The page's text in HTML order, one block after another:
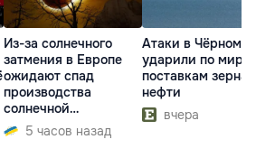
Из-за солнечного
затмения в Европе
ожидают спад
производства
солнечной
электроэнергии
5 часов назад
Атаки в Чёрном
ударили по
поставкам зерна
нефти
вчера